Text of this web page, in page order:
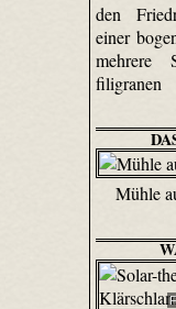
den
einer
mehrere
filigranen
Mühle